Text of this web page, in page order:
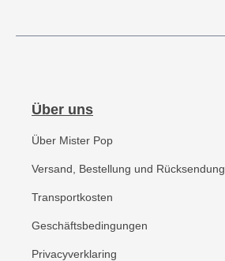
Über uns
Über Mister Pop
Versand, Bestellung und Rücksendung
Transportkosten
Geschäftsbedingungen
Privacyverklaring